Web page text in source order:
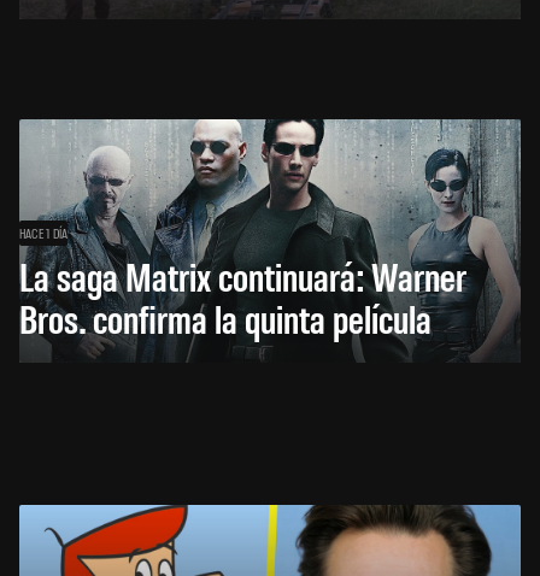
HACE 1 DÍA
La saga Matrix continuará: Warner
Bros. confirma la quinta película